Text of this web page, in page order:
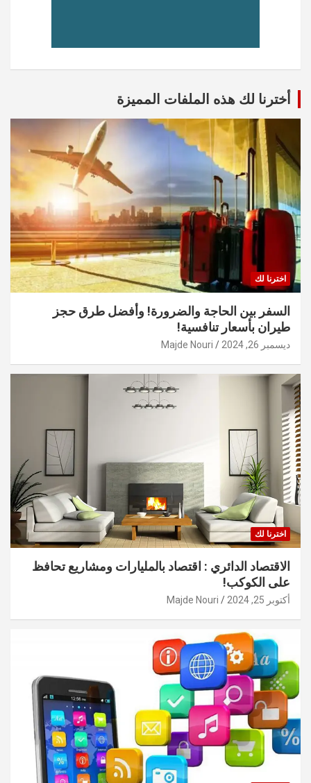
أخترنا لك هذه الملفات المميزة
اخترنا لك
السفر بين الحاجة والضرورة! وأفضل طرق حجز
طيران بأسعار تنافسية!
ديسمبر 26, 2024 Majde Nouri
اخترنا لك
الاقتصاد الدائري : اقتصاد بالمليارات ومشاريع تحافظ
على الكوكب!
أكتوبر 25, 2024 Majde Nouri